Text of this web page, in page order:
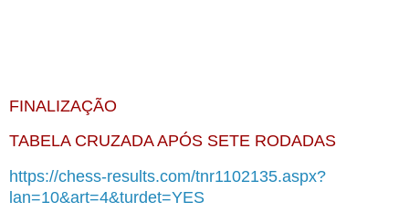
FINALIZAÇÃO
TABELA CRUZADA APÓS SETE RODADAS
https://chess-results.com/tnr1102135.aspx?
lan=10&art=4&turdet=YES